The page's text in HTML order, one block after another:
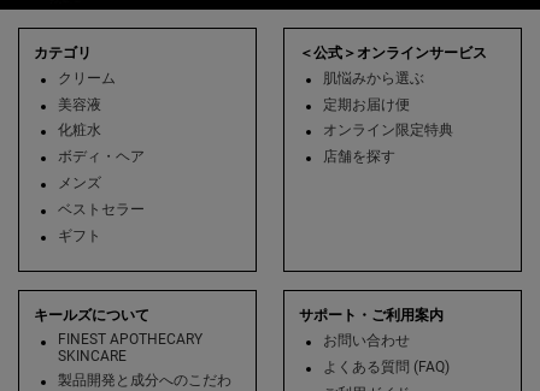
カテゴリ
クリーム
美容液
化粧水
ボディ・ヘア
メンズ
ベストセラー
ギフト
＜公式＞オンラインサービス
肌悩みから選ぶ
定期お届け便
オンライン限定特典
店舗を探す
キールズについて
FINEST APOTHECARY
SKINCARE
製品開発と成分へのこだわ
サポート・ご利用案内
お問い合わせ
よくある質問 (FAQ)